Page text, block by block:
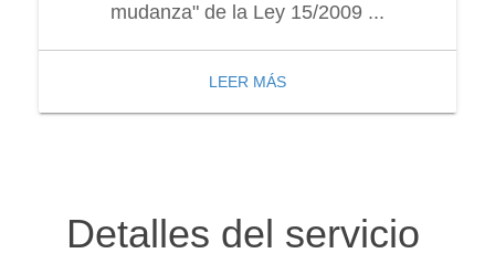
mudanza" de la Ley 15/2009 ...
LEER MÁS
Detalles del servicio